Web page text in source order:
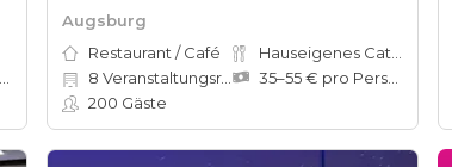
Augsburg
Restaurant / Café
8 Veranstaltungsräume
200 Gäste